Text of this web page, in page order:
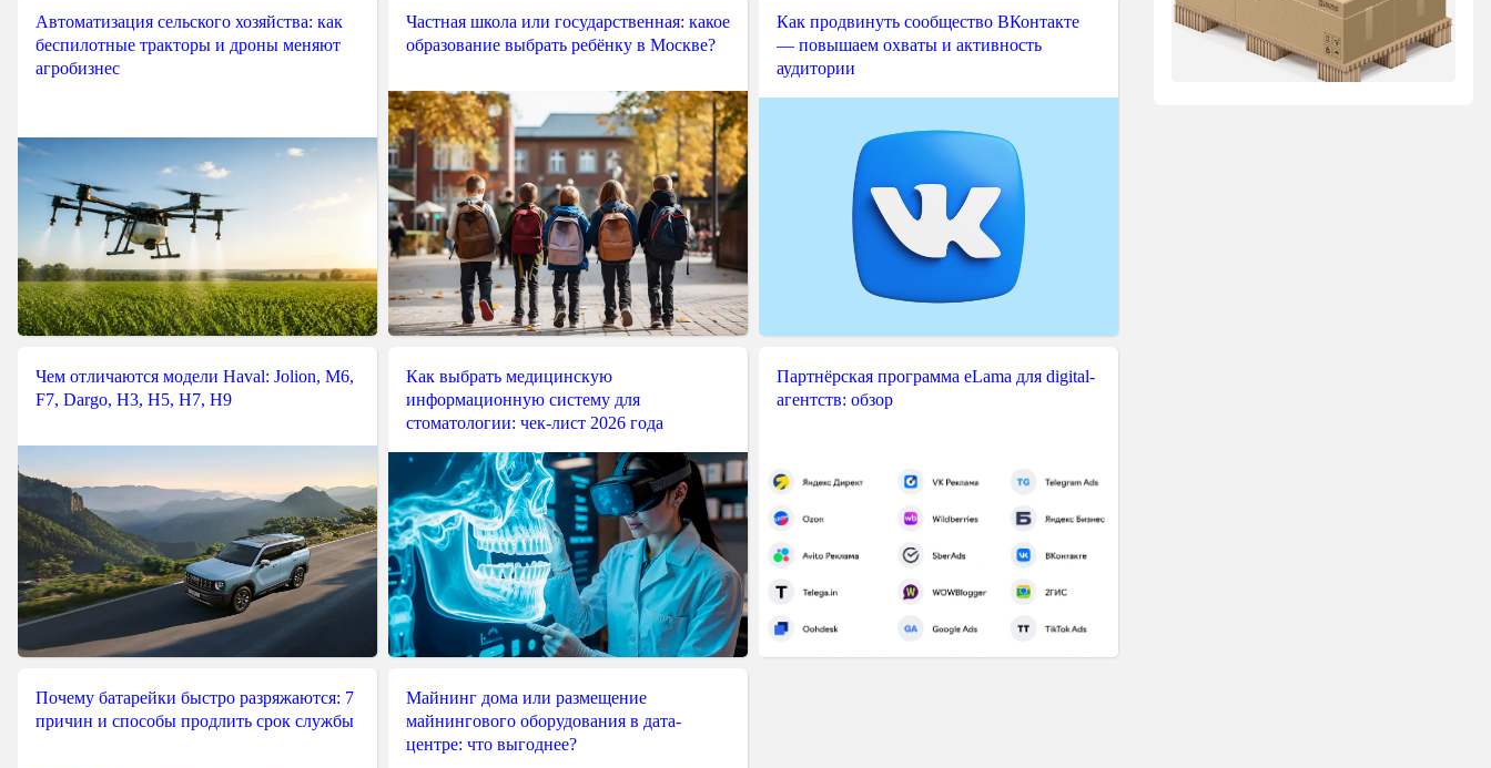
Автоматизация сельского хозяйства: как
беспилотные тракторы и дроны меняют
агробизнес
Частная школа или государственная: какое
образование выбрать ребёнку в Москве?
Как продвинуть сообщество ВКонтакте
— повышаем охваты и активность
аудитории
Чем отличаются модели Haval: Jolion, M6,
F7, Dargo, H3, H5, H7, H9
Как выбрать медицинскую
информационную систему для
стоматологии: чек-лист 2026 года
Партнёрская программа eLama для digital-
агентств: обзор
Почему батарейки быстро разряжаются: 7
причин и способы продлить срок службы
Майнинг дома или размещение
майнингового оборудования в дата-
центре: что выгоднее?